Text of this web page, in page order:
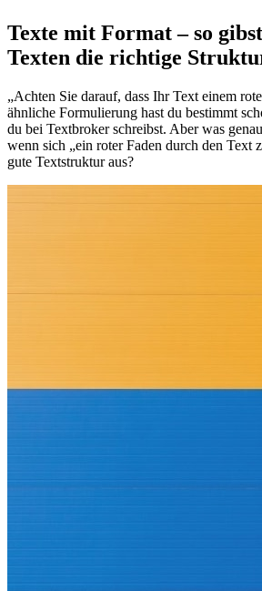
Texte mit Format – so
Texten die richtige
„Achten Sie darauf, dass Ihr Text einem
ähnliche Formulierung hast du bestimmt
du bei Textbroker schreibst. Aber was
wenn sich „ein roter Faden durch den Text
gute Textstruktur aus?